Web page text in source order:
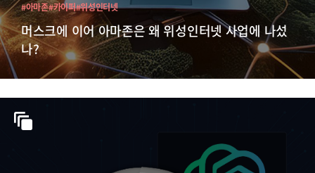
머스크에 이어 아마존은 왜 위성인터넷 사업에 나섰
나?
#아마존#카이퍼#위성인터넷